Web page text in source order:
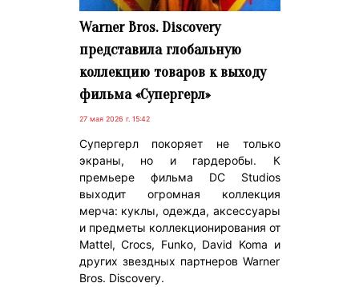
Warner Bros. Discovery
представила глобальную
коллекцию товаров к выходу
фильма «Супергерл»
27 мая 2026 г. 15:42
Супергерл покоряет не только
экраны, но и гардеробы. К
премьере фильма DC Studios
выходит огромная коллекция
мерча: куклы, одежда, аксессуары
и предметы коллекционирования от
Mattel, Crocs, Funko, David Koma и
других звездных партнеров Warner
Bros. Discovery.